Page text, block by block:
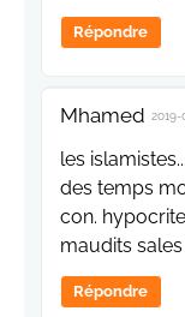
Répondre
Mhamed 2019-
les
des temps
con.
maudits
Répondre